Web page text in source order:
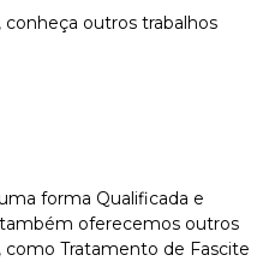
conheça outros trabalhos
forma Qualificada e
oferecemos outros
como Tratamento de Fascite